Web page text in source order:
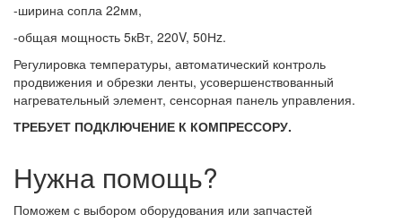
-ширина сопла 22мм,
-общая мощность 5кВт, 220V, 50Нz.
Регулировка температуры, автоматический контроль
продвижения и обрезки ленты, усовершенствованный
нагревательный элемент, сенсорная панель управления.
ТРЕБУЕТ ПОДКЛЮЧЕНИЕ К КОМПРЕССОРУ.
Нужна помощь?
Поможем с выбором оборудования или запчастей